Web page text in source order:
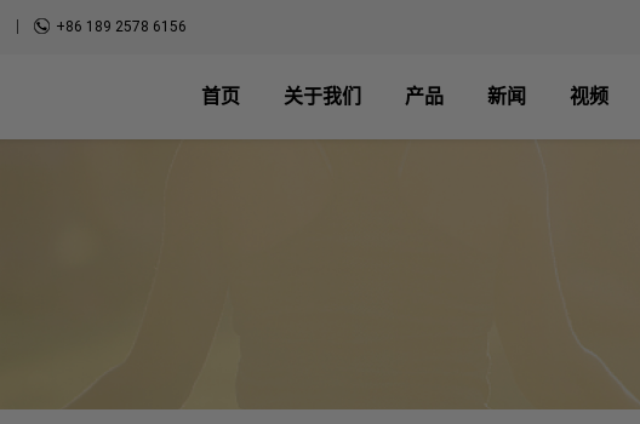
+86 189 2578 6156
首页 关于我们 产品 新闻 视频